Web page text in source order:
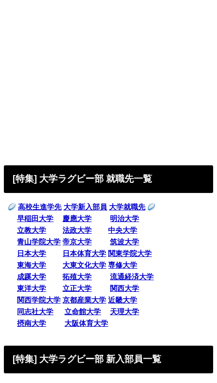
[特集] 大学ラグビー部 就職先一覧
高校生進学先 大学新入部員 大学就職先
早稲田大学
慶應大学
明治大学
立教大学
法政大学
中央大学
青山学院大学 帝京大学
筑波大学
日本大学
日本体育大学 関東学院大学
東海大学
大東文化大学 専修大学
成蹊大学
拓殖大学
流通経済大学
東洋大学
立正大学
関西大学
関西学院大学 京都産業大学 近畿大学
同志社大学
立命館大学
天理大学
摂南大学
大阪体育大学
[特集] 大学ラグビー部 新入部員一覧